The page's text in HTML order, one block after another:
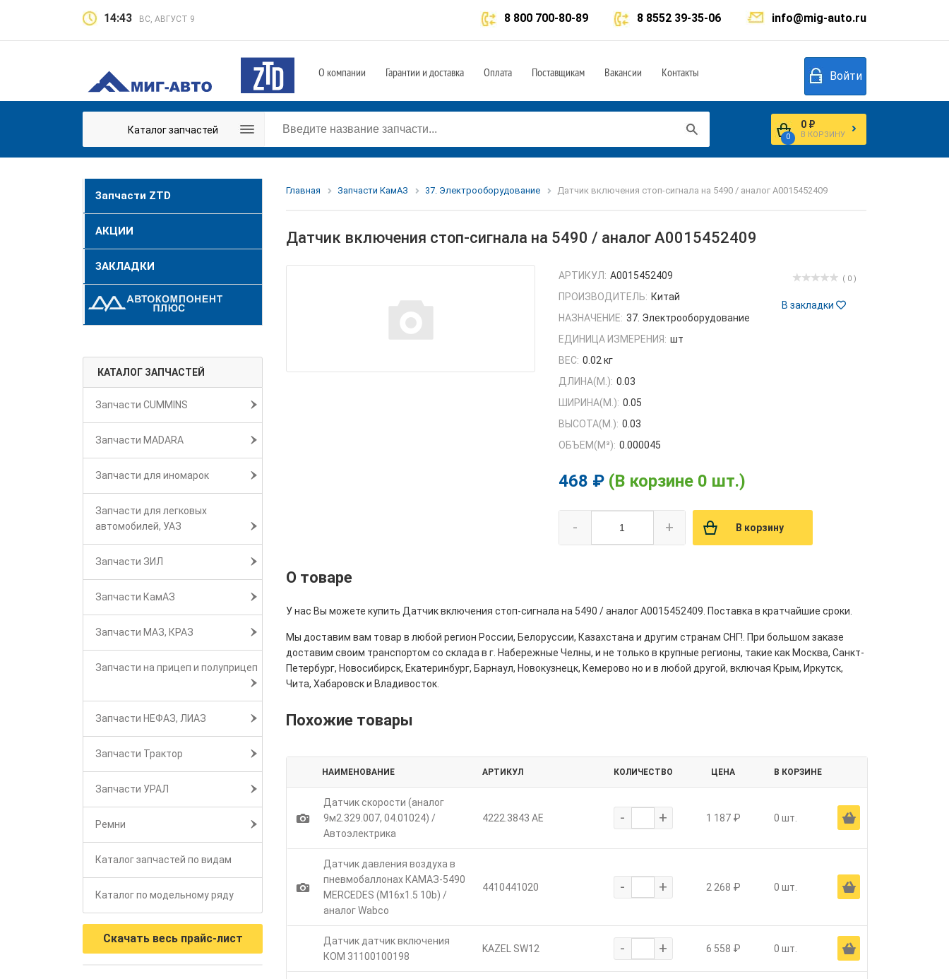
14:43 ВС, АВГУСТ 9 info@mig-auto.ru
8 8552 39-35-06
8 800 700-80-89
О компании Гарантии и доставка Оплата Поставщикам Вакансии Контакты Войти
Каталог запчастей
0
0 ₽
В КОРЗИНУ
Запчасти ZTD
АКЦИИ
ЗАКЛАДКИ
КАТАЛОГ ЗАПЧАСТЕЙ
Запчасти CUMMINS
Запчасти MADARA
Запчасти для иномарок
Запчасти для легковых
автомобилей, УАЗ
Запчасти ЗИЛ
Запчасти КамАЗ
Запчасти МАЗ, КРАЗ
Запчасти на прицеп и полуприцеп
Запчасти НЕФАЗ, ЛИАЗ
Запчасти Трактор
Запчасти УРАЛ
Ремни
Каталог запчастей по видам
Каталог по модельному ряду
Скачать весь прайс-лист
Главная Запчасти КамАЗ 37. Электрооборудование Датчик включения стоп-сигнала на 5490 / аналог A0015452409
Датчик включения стоп-сигнала на 5490 / аналог A0015452409
( 0 )
В закладки
АРТИКУЛ: A0015452409
ПРОИЗВОДИТЕЛЬ: Китай
НАЗНАЧЕНИЕ: 37. Электрооборудование
ЕДИНИЦА ИЗМЕРЕНИЯ: шт
ВЕС: 0.02 кг
ДЛИНА(М.): 0.03
ШИРИНА(М.): 0.05
ВЫСОТА(М.): 0.03
ОБЪЕМ(M³): 0.000045
468 ₽ (В корзине 0 шт.)
- + В корзину
О товаре
У нас Вы можете купить Датчик включения стоп-сигнала на 5490 / аналог A0015452409. Поставка в кратчайшие сроки.
Мы доставим вам товар в любой регион России, Белоруссии, Казахстана и другим странам СНГ!. При большом заказе
доставим своим транспортом со склада в г. Набережные Челны, и не только в крупные регионы, такие как Москва, Санкт-
Петербург, Новосибирск, Екатеринбург, Барнаул, Новокузнецк, Кемерово но и в любой другой, включая Крым, Иркутск,
Чита, Хабаровск и Владивосток.
Похожие товары
НАИМЕНОВАНИЕ АРТИКУЛ КОЛИЧЕСТВО ЦЕНА В КОРЗИНЕ
1
Датчик скорости (аналог
9м2.329.007, 04.01024) /
Автоэлектрика
4222.3843 АЕ - + 1 187 ₽ 0 шт. Ä
1
Датчик давления воздуха в
пневмобаллонах КАМАЗ-5490
MERCEDES (M16х1.5 10b) /
аналог Wabco
4410441020 - + 2 268 ₽ 0 шт. Ä
Датчик датчик включения
КОМ 31100100198
KAZEL SW12 - + 6 558 ₽ 0 шт. Ä